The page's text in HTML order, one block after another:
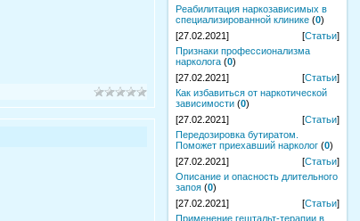
Реабилитация наркозависимых в
специализированной клинике (0)
[27.02.2021]
[Статьи]
Признаки профессионализма
нарколога (0)
[27.02.2021]
[Статьи]
Как избавиться от наркотической
зависимости (0)
[27.02.2021]
[Статьи]
Передозировка бутиратом.
Поможет приехавший нарколог (0)
[27.02.2021]
[Статьи]
Описание и опасность длительного
запоя (0)
[27.02.2021]
[Статьи]
Применение гештальт-терапии в